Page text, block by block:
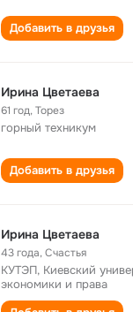
Добавить в друзья
Ирина Цветаева
61 год,Торез
горный техникум
Добавить в друзья
Ирина Цветаева
43 года,Счастья
КУТЭП, Киевский
экономики и права